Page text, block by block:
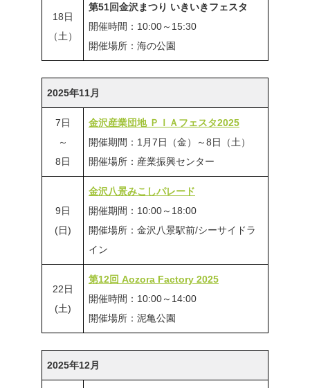
18日
（土）
第51回金沢まつり いきいきフェスタ
開催時間：10:00～15:30
開催場所：海の公園
2025年11月
7日
～
8日
金沢産業団地 ＰＩＡフェスタ2025
開催期間：1月7日（金）～8日（土）
開催場所：産業振興センター
9日
(日)
金沢八景みこしパレード
開催期間：10:00～18:00
開催場所：金沢八景駅前/シーサイドラ
イン
22日
(土)
第12回 Aozora Factory 2025
開催時間：10:00～14:00
開催場所：泥亀公園
2025年12月